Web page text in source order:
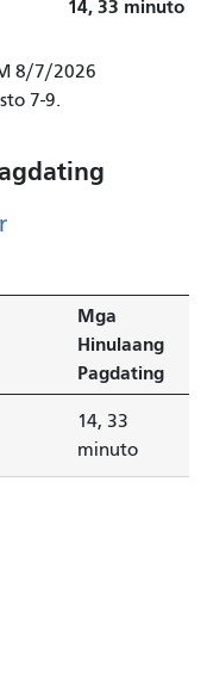
14, 33 minuto
8/7/2026
7-9.
Mga
Hinulaang
Pagdating
14, 33
minuto